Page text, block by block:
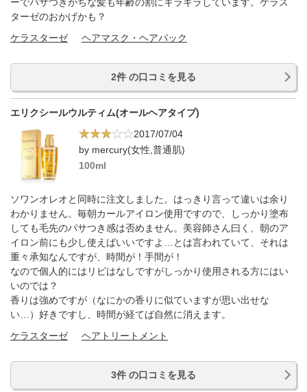
ターゼのおかげかも？
ケラスターゼ
ヘアマスク・ヘアパック
2件 の口コミを見る
エリクシールウルティム(オールヘアタイプ)
2017/07/04
by mercury(女性,普通肌)
100ml
ソワンオレオと同時に注文しました。はっきり言って違いは余り
わかりません。毎朝カールアイロン使用ですので、しっかり塗布
しても毛先のパサつき感は否めません。美容師さん曰く、朝のア
イロン前にも少し使えばいいですよ…とは言われていて、それは
重々承知なんですが、時間が！手間が！
なので個人的にはリピはなしですがしっかり使用される方にはい
いのでは？
香りは強めですが（なにかの香りに似ていますが思い出せな
い…）好きですし、時間が経てば自然に消えます。
ケラスターゼ
ヘアトリートメント
3件 の口コミを見る